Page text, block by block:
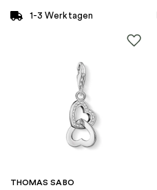
1-3 Werktagen
THOMAS SABO